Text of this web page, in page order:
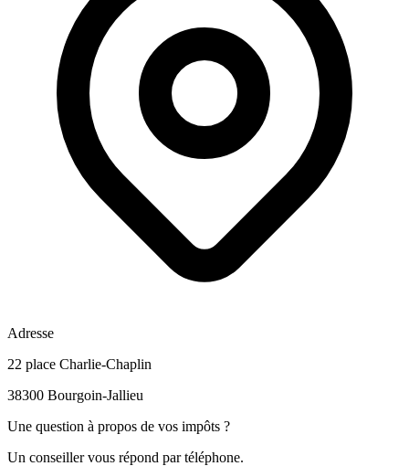
Adresse
22 place Charlie-Chaplin
38300 Bourgoin-Jallieu
Une question à propos de vos impôts ?
Un conseiller vous répond par téléphone.